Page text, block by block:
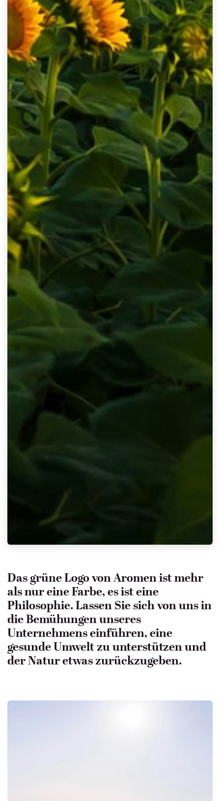
Das grüne Logo von Aromen ist mehr
als nur eine Farbe, es ist eine
Philosophie. Lassen Sie sich von uns in
die Bemühungen unseres
Unternehmens einführen, eine
gesunde Umwelt zu unterstützen und
der Natur etwas zurückzugeben.